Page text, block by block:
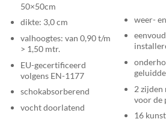
50×50cm
dikte: 3,0 cm
valhoogtes: van 0,90 t/m
> 1,50 mtr.
EU-gecertificeerd
volgens EN-1177
schokabsorberend
vocht doorlatend
weer-
2 zijden
voor de
16